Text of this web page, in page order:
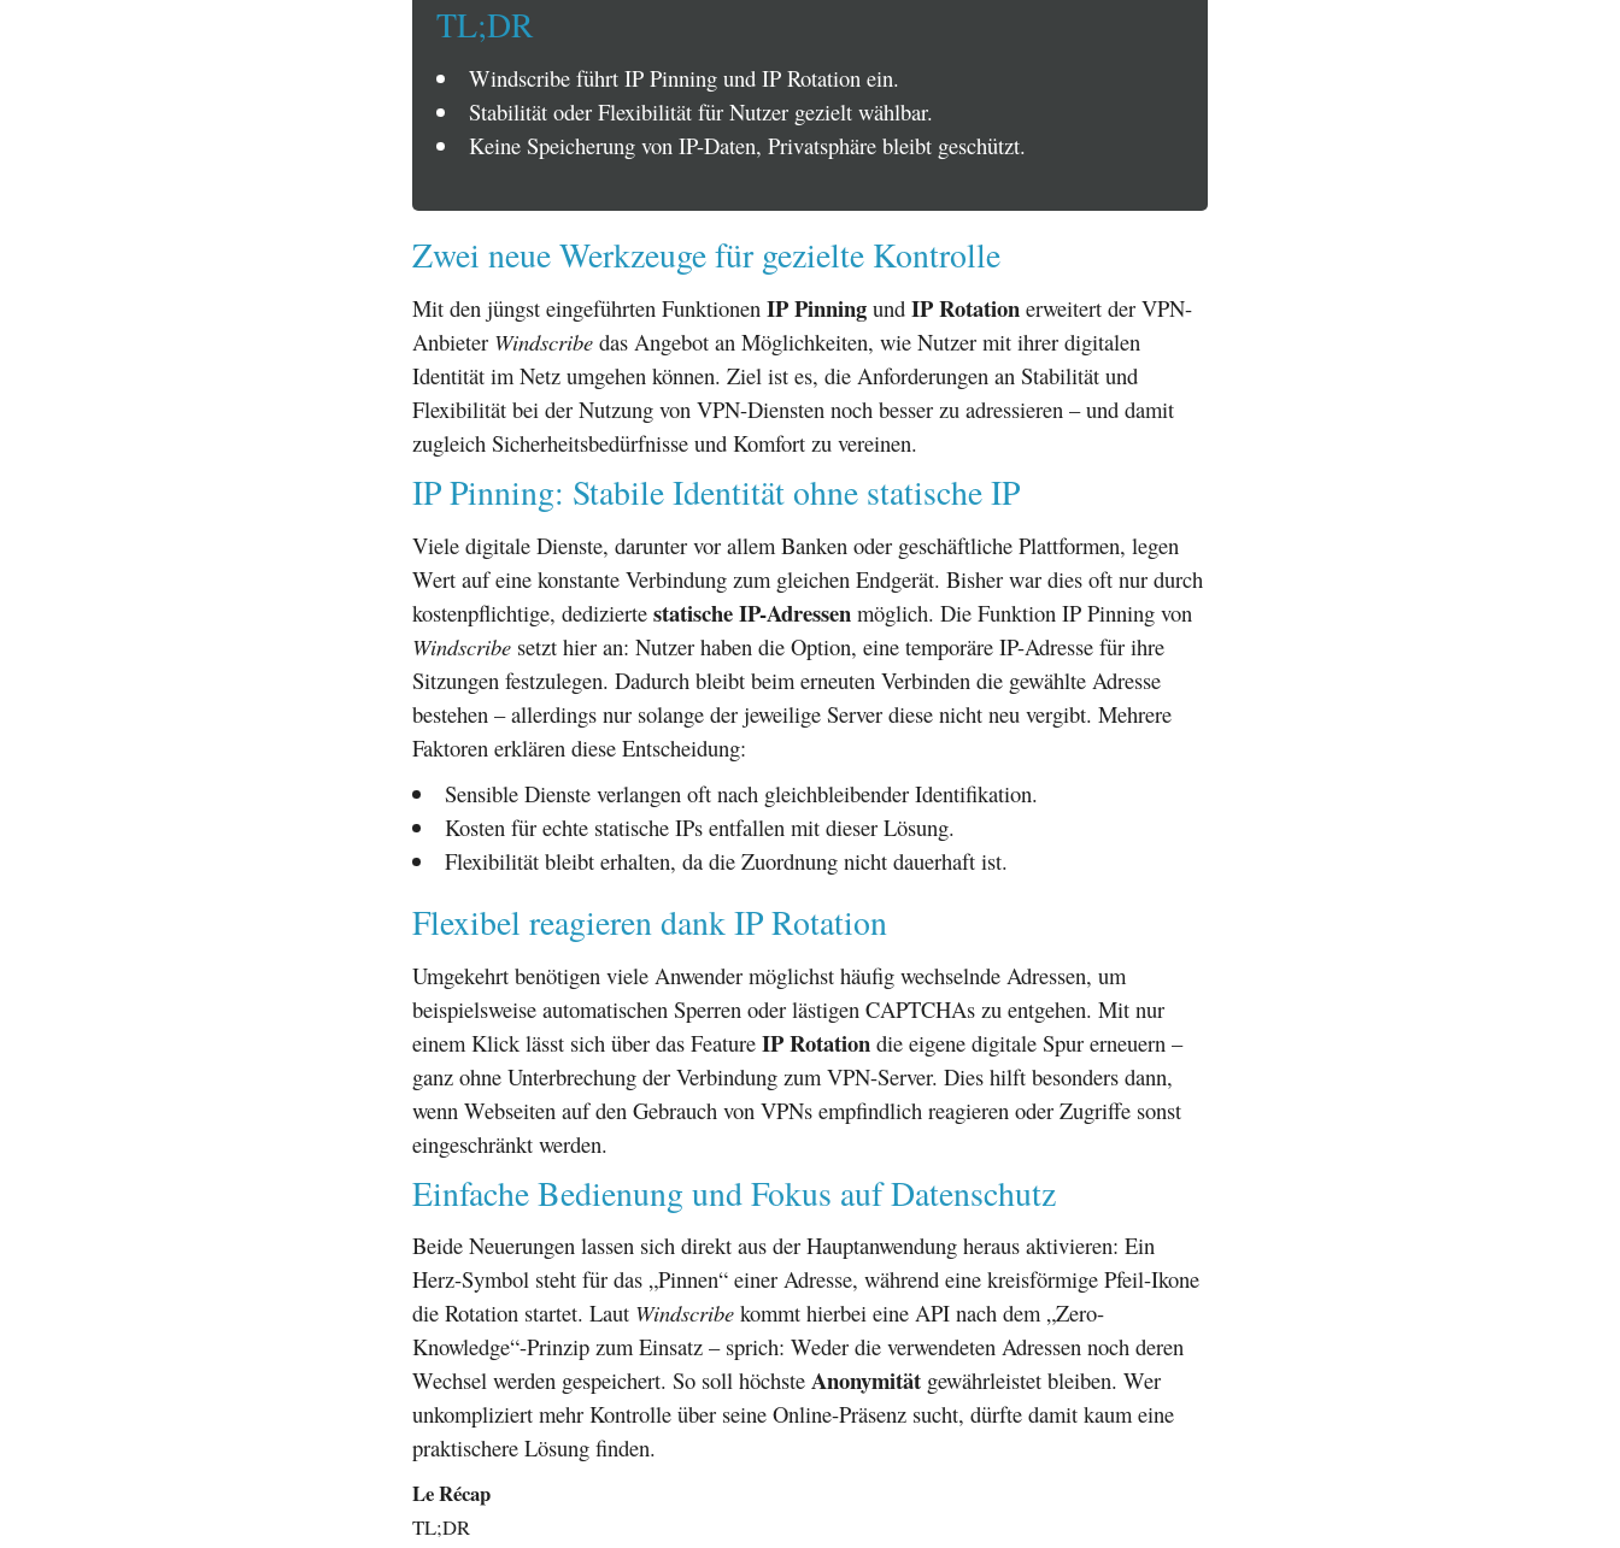
TL;DR
Windscribe führt IP Pinning und IP Rotation ein.
Stabilität oder Flexibilität für Nutzer gezielt wählbar.
Keine Speicherung von IP-Daten, Privatsphäre bleibt geschützt.
Zwei neue Werkzeuge für gezielte Kontrolle
Mit den jüngst eingeführten Funktionen IP Pinning und IP Rotation erweitert der VPN-
Anbieter Windscribe das Angebot an Möglichkeiten, wie Nutzer mit ihrer digitalen
Identität im Netz umgehen können. Ziel ist es, die Anforderungen an Stabilität und
Flexibilität bei der Nutzung von VPN-Diensten noch besser zu adressieren – und damit
zugleich Sicherheitsbedürfnisse und Komfort zu vereinen.
IP Pinning: Stabile Identität ohne statische IP
Viele digitale Dienste, darunter vor allem Banken oder geschäftliche Plattformen, legen
Wert auf eine konstante Verbindung zum gleichen Endgerät. Bisher war dies oft nur durch
kostenpflichtige, dedizierte statische IP-Adressen möglich. Die Funktion IP Pinning von
Windscribe setzt hier an: Nutzer haben die Option, eine temporäre IP-Adresse für ihre
Sitzungen festzulegen. Dadurch bleibt beim erneuten Verbinden die gewählte Adresse
bestehen – allerdings nur solange der jeweilige Server diese nicht neu vergibt. Mehrere
Faktoren erklären diese Entscheidung:
Sensible Dienste verlangen oft nach gleichbleibender Identifikation.
Kosten für echte statische IPs entfallen mit dieser Lösung.
Flexibilität bleibt erhalten, da die Zuordnung nicht dauerhaft ist.
Flexibel reagieren dank IP Rotation
Umgekehrt benötigen viele Anwender möglichst häufig wechselnde Adressen, um
beispielsweise automatischen Sperren oder lästigen CAPTCHAs zu entgehen. Mit nur
einem Klick lässt sich über das Feature IP Rotation die eigene digitale Spur erneuern –
ganz ohne Unterbrechung der Verbindung zum VPN-Server. Dies hilft besonders dann,
wenn Webseiten auf den Gebrauch von VPNs empfindlich reagieren oder Zugriffe sonst
eingeschränkt werden.
Einfache Bedienung und Fokus auf Datenschutz
Beide Neuerungen lassen sich direkt aus der Hauptanwendung heraus aktivieren: Ein
Herz-Symbol steht für das „Pinnen“ einer Adresse, während eine kreisförmige Pfeil-Ikone
die Rotation startet. Laut Windscribe kommt hierbei eine API nach dem „Zero-
Knowledge“-Prinzip zum Einsatz – sprich: Weder die verwendeten Adressen noch deren
Wechsel werden gespeichert. So soll höchste Anonymität gewährleistet bleiben. Wer
unkompliziert mehr Kontrolle über seine Online-Präsenz sucht, dürfte damit kaum eine
praktischere Lösung finden.
Le Récap
TL;DR